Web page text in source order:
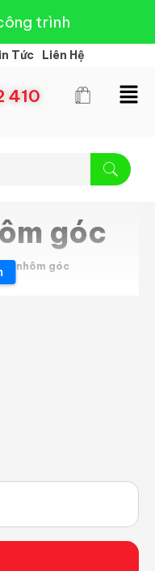
trình
Tức Liên Hệ
410
góc
nhôm góc